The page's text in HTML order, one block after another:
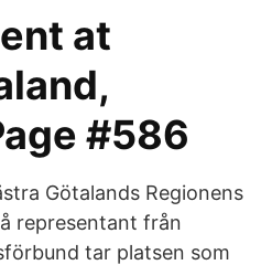
at
#586
Götalands Regionens
representant från
tar platsen som